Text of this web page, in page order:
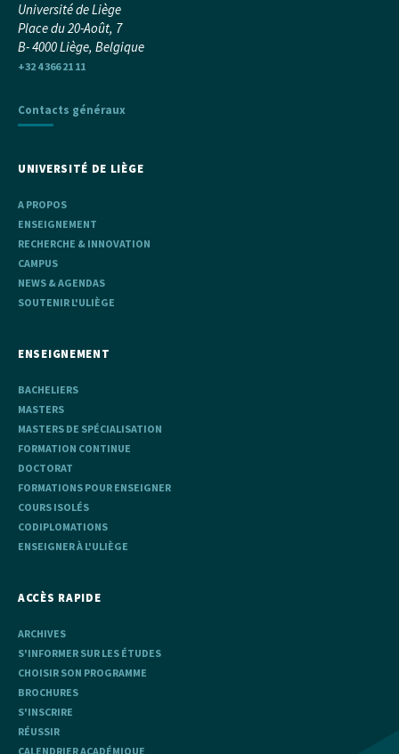
Université de Liège
Place du 20-Août, 7
B- 4000 Liège, Belgique
+32 4 366 21 11
Contacts généraux
UNIVERSITÉ DE LIÈGE
A PROPOS
ENSEIGNEMENT
RECHERCHE & INNOVATION
CAMPUS
NEWS & AGENDAS
SOUTENIR L'ULIÈGE
ENSEIGNEMENT
BACHELIERS
MASTERS
MASTERS DE SPÉCIALISATION
FORMATION CONTINUE
DOCTORAT
FORMATIONS POUR ENSEIGNER
COURS ISOLÉS
CODIPLOMATIONS
ENSEIGNER À L'ULIÈGE
ACCÈS RAPIDE
ARCHIVES
S'INFORMER SUR LES ÉTUDES
CHOISIR SON PROGRAMME
BROCHURES
S'INSCRIRE
RÉUSSIR
CALENDRIER ACADÉMIQUE